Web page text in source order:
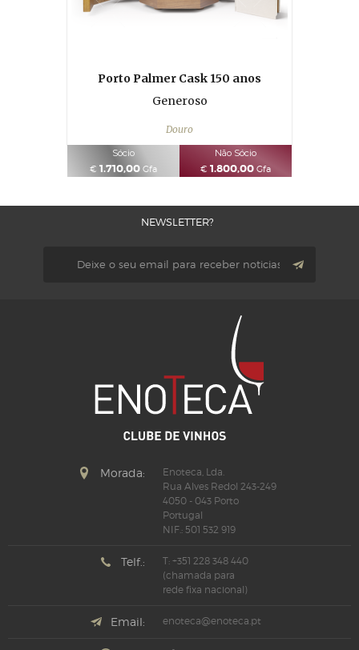
Porto Palmer Cask 150 anos
Generoso
Douro
Sócio
€ 1.710,00 Gfa
Não Sócio
€ 1.800,00 Gfa
NEWSLETTER?
Morada:
Enoteca, Lda.
Rua Alves Redol 243-249
4050 - 043 Porto
Portugal
NIF.: 501 532 919
Telf.:
T: +351 228 348 440
(chamada para
rede fixa nacional)
Email: enoteca@enoteca.pt